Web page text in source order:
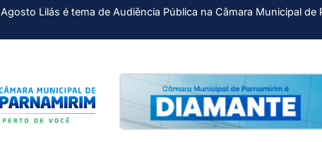
Agosto Lilás é tema de Audiência Pública na Câmara Municipal de